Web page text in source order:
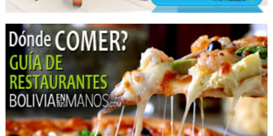
Transporte Larga Distancia
Transportes
Fundaciones
Hoteles
Hotels
Bicicross
Bicicletas
Biking